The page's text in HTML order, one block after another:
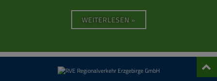
WEITERLESEN »
oben